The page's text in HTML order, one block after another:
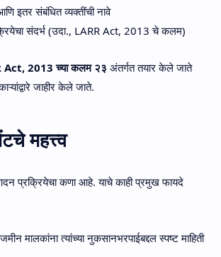
इतर संबंधित व्यक्तींची नावे
संदर्भ (उदा., LARR Act, 2013 चे कलम)
Act, 2013 च्या कलम २३ अंतर्गत तयार केले जाते
जाहीर केले जाते.
महत्त्व
प्रक्रियेचा कणा आहे. याचे काही प्रमुख फायदे
मालकांना त्यांच्या नुकसानभरपाईबद्दल स्पष्ट माहिती